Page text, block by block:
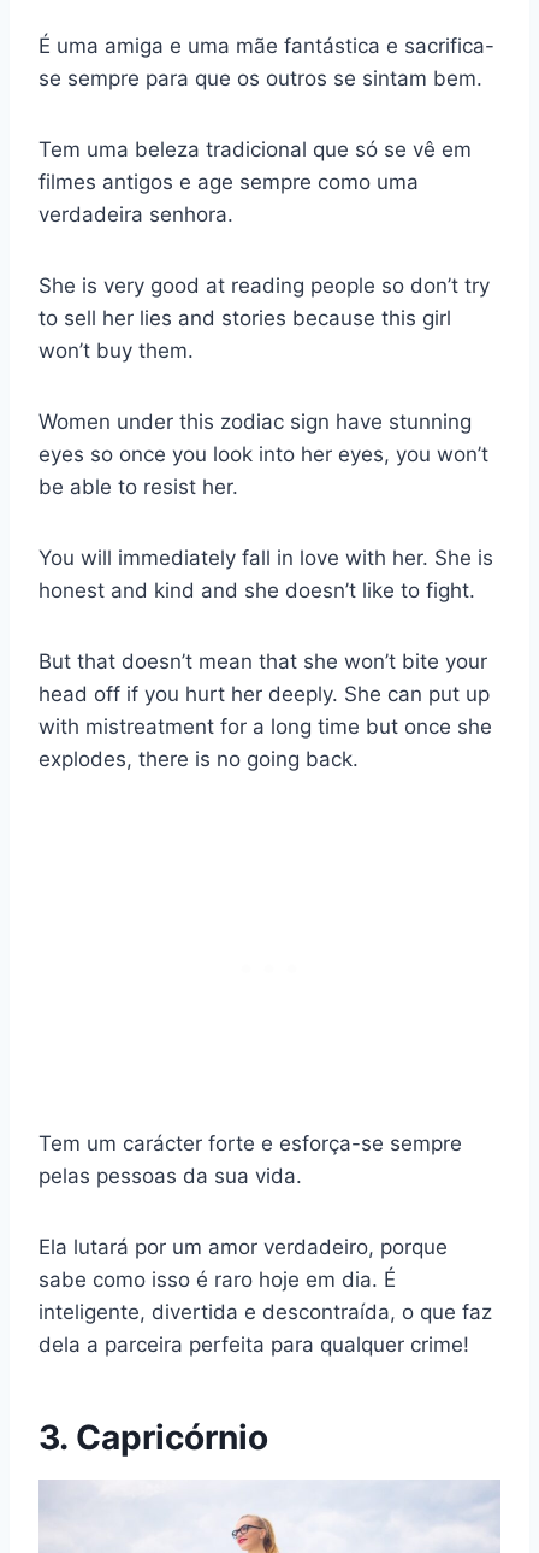
É uma amiga e uma mãe fantástica e sacrifica-
se sempre para que os outros se sintam bem.
Tem uma beleza tradicional que só se vê em
filmes antigos e age sempre como uma
verdadeira senhora.
She is very good at reading people so don’t try
to sell her lies and stories because this girl
won’t buy them.
Women under this zodiac sign have stunning
eyes so once you look into her eyes, you won’t
be able to resist her.
You will immediately fall in love with her. She is
honest and kind and she doesn’t like to fight.
But that doesn’t mean that she won’t bite your
head off if you hurt her deeply. She can put up
with mistreatment for a long time but once she
explodes, there is no going back.
Tem um carácter forte e esforça-se sempre
pelas pessoas da sua vida.
Ela lutará por um amor verdadeiro, porque
sabe como isso é raro hoje em dia. É
inteligente, divertida e descontraída, o que faz
dela a parceira perfeita para qualquer crime!
3. Capricórnio